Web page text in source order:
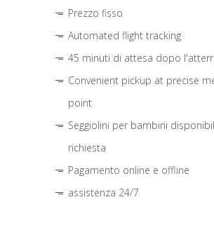
Prezzo fisso
Automated flight tracking
45 minuti di attesa dopo
Convenient pickup at precise
point
Seggiolini per bambini
richiesta
Pagamento online e offline
assistenza 24/7